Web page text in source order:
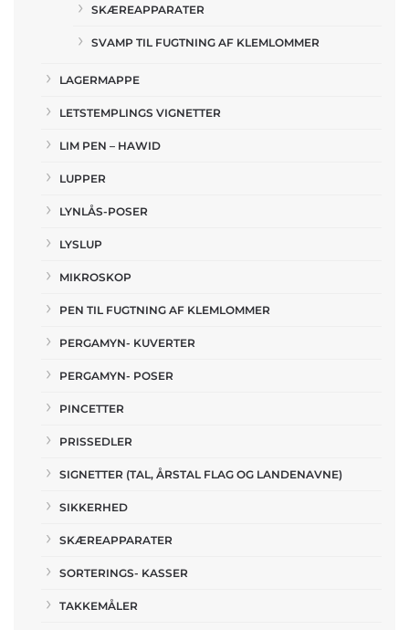
SKÆREAPPARATER
SVAMP TIL FUGTNING AF KLEMLOMMER
LAGERMAPPE
LETSTEMPLINGS VIGNETTER
LIM PEN – HAWID
LUPPER
LYNLÅS-POSER
LYSLUP
MIKROSKOP
PEN TIL FUGTNING AF KLEMLOMMER
PERGAMYN- KUVERTER
PERGAMYN- POSER
PINCETTER
PRISSEDLER
SIGNETTER (TAL, ÅRSTAL FLAG OG LANDENAVNE)
SIKKERHED
SKÆREAPPARATER
SORTERINGS- KASSER
TAKKEMÅLER